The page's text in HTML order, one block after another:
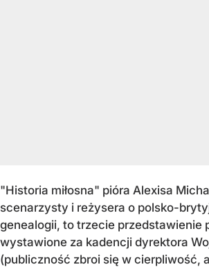
"Historia miłosna" pióra Alexisa
scenarzysty i reżysera o polsko-
genealogii, to trzecie przedstawienie
wystawione za kadencji dyrektora
(publiczność zbroi się w cierpliwość,